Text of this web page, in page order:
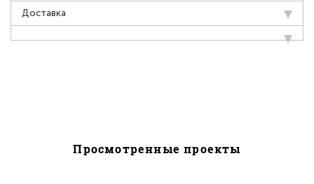
Доставка
Просмотренные проекты